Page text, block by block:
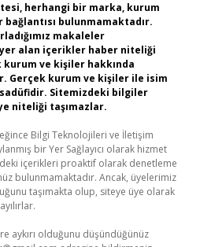
herhangi bir marka, kurum
bulunmamaktadır.
makaleler
alan içerikler haber niteliği
ve kişiler hakkında
Gerçek kurum ve kişiler ile isim
Sitemizdeki bilgiler
niteliği taşımazlar.
Bilgi Teknolojileri ve İletişim
bir Yer Sağlayıcı olarak hizmet
içerikleri proaktif olarak denetleme
bulunmamaktadır. Ancak, üyelerimiz
taşımakta olup, siteye üye olarak
aykırı olduğunu düşündüğünüz